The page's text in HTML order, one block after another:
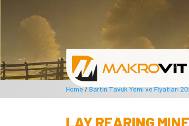
Home/Bartın Tavuk Yemi ve Fiyatları
LAY REARING